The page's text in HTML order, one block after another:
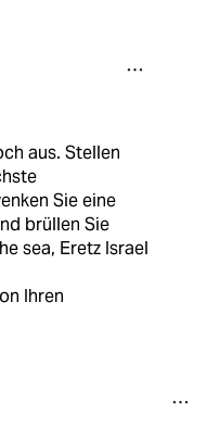
aus. Stellen
Sie eine
brüllen Sie
sea, Eretz Israel
Ihren